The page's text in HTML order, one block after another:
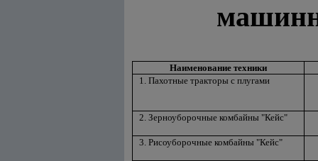
Наименование техники
1. Пахотные тракторы с плугами
2. Зерноуборочные комбайны "Кейс"
3. Рисоуборочные комбайны "Кейс"